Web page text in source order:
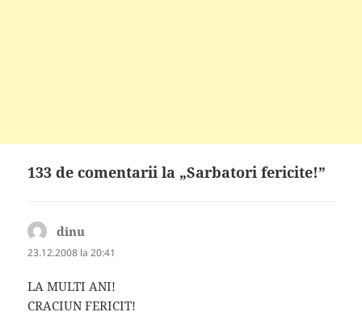
133 de comentarii la „Sarbatori fericite!”
dinu
23.12.2008 la 20:41
LA MULTI ANI!
CRACIUN FERICIT!